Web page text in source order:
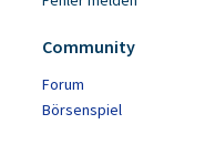
Community
Forum
Börsenspiel